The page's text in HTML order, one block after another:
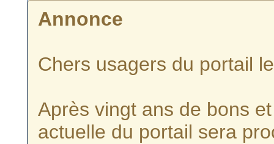
Annonce
Chers usagers du portail
Après vingt ans de bons
actuelle du portail sera